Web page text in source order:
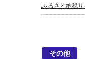
ふるさと納税
その他